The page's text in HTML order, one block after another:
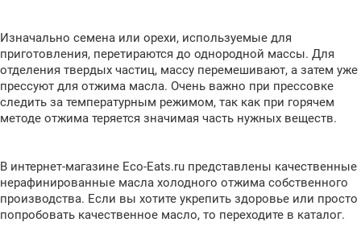
Изначально семена или орехи, используемые для
приготовления, перетираются до однородной массы. Для
отделения твердых частиц, массу перемешивают, а затем уже
прессуют для отжима масла. Очень важно при прессовке
следить за температурным режимом, так как при горячем
методе отжима теряется значимая часть нужных веществ.
В интернет-магазине Eco-Eats.ru представлены качественные
нерафинированные масла холодного отжима собственного
производства. Если вы хотите укрепить здоровье или просто
попробовать качественное масло, то переходите в каталог.